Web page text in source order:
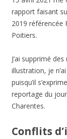
rapport faisant
2019 référencée
Poitiers.
J’ai supprimé
illustration, je
puisqu’il
reportage du
Charentes.
Conflits